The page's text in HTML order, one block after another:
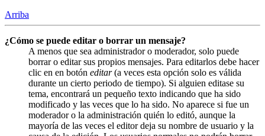
Arriba
¿Cómo se puede editar o borrar un mensaje?
A menos que sea administrador o moderador, solo puede
borrar o editar sus propios mensajes. Para editarlos debe hacer
clic en en botón editar(a veces esta opción solo es válida
durante un cierto periodo de tiempo). Si alguien editase su
tema, encontrará un pequeño texto indicando que ha sido
modificado y las veces que lo ha sido. No aparece si fue un
moderador o la administración quién lo editó, aunque la
mayoría de las veces el editor deja su nombre de usuario y la